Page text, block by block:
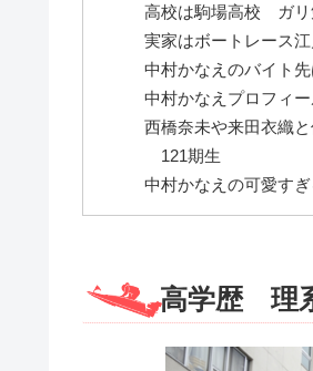
高校は駒場高校 ガリ
実家はボートレース江
中村かなえのバイト
中村かなえプロフィ
西橋奈未や来田衣織
121期生
中村かなえの可愛す
高学歴 理